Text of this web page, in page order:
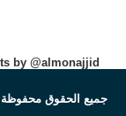
by @almonajjid
جميع الحقوق محفوظة